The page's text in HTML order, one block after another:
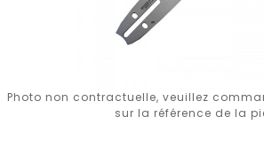
Photo non contractuelle, veuillez
sur la référence de la